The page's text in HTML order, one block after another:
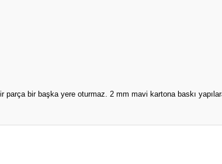
bir başka yere oturmaz. 2 mm mavi kartona baskı